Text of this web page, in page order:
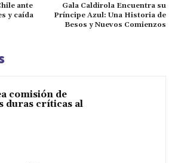
ante
y caída
Gala Caldirola Encuentra su
Príncipe Azul: Una Historia de
Besos y Nuevos Comienzos
comisión de
duras críticas al